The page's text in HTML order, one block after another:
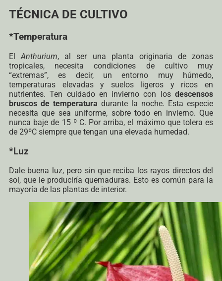
TÉCNICA DE CULTIVO
*Temperatura
ElAnthurium, al ser una planta originaria de zonas
tropicales, necesita condiciones de cultivo muy
“extremas”, es decir, un entorno muy húmedo,
temperaturas elevadas y suelos ligeros y ricos en
nutrientes. Ten cuidado en invierno con los descensos
bruscos de temperatura durante la noche. Esta especie
necesita que sea uniforme, sobre todo en invierno. Que
nunca baje de 15 º C. Por arriba, el máximo que tolera es
de 29ºC siempre que tengan una elevada humedad.
*Luz
Dale buena luz, pero sin que reciba los rayos directos del
sol, que le produciría quemaduras. Esto es común para la
mayoría de las plantas de interior.